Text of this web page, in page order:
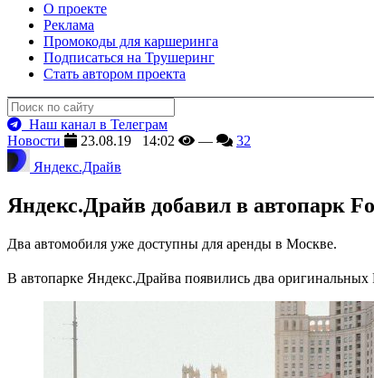
О проекте
Реклама
Промокоды для каршеринга
Подписаться на Трушеринг
Стать автором проекта
Наш канал в Телеграм
Новости
23.08.19 14:02 —
32
Яндекс.Драйв
Яндекс.Драйв добавил в автопарк
Два автомобиля уже доступны для аренды в Москве.
В автопарке Яндекс.Драйва появились два